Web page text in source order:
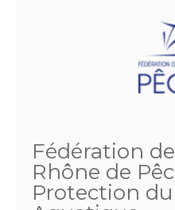
Fédération
Rhône de
Protection